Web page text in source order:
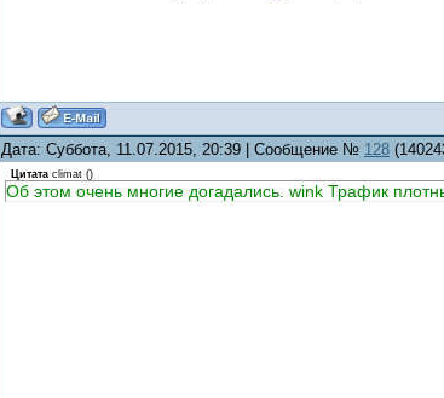
Дата: Суббота, 11.07.2015, 20:39 | Сообщение № 128
Цитата climat ()
Об этом очень многие догадались.